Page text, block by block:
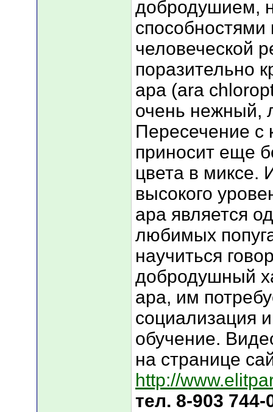
добродушием,
человеческой
поразительно
ара (ara
очень нежный,
Пересечение с
приносит еще
цвета в миксе.
высокого
ара является
любимых
научиться
добродушный
ара, им
социализация
обучение.
на странице
http://
тел. 8-903 744-